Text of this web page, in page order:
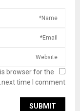
browser for the
next time I comment.